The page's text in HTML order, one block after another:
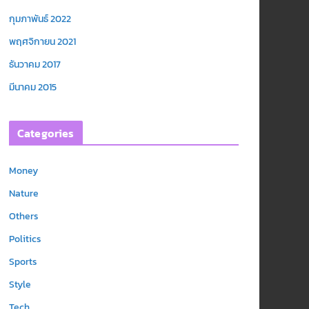
กุมภาพันธ์ 2022
พฤศจิกายน 2021
ธันวาคม 2017
มีนาคม 2015
Categories
Money
Nature
Others
Politics
Sports
Style